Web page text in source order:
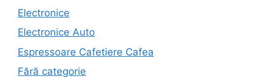
Electronice
Electronice Auto
Espressoare Cafetiere Cafea
Fără categorie